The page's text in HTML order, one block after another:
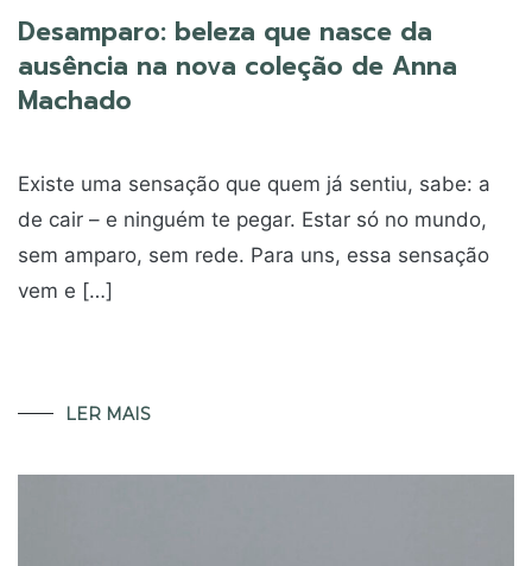
Desamparo: beleza que nasce da
ausência na nova coleção de Anna
Machado
Existe uma sensação que quem já sentiu, sabe: a
de cair – e ninguém te pegar. Estar só no mundo,
sem amparo, sem rede. Para uns, essa sensação
vem e […]
LER MAIS